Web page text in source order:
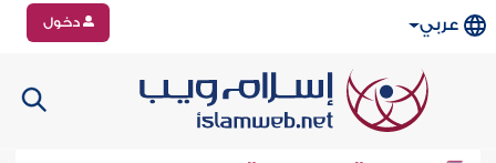
عربي دخول